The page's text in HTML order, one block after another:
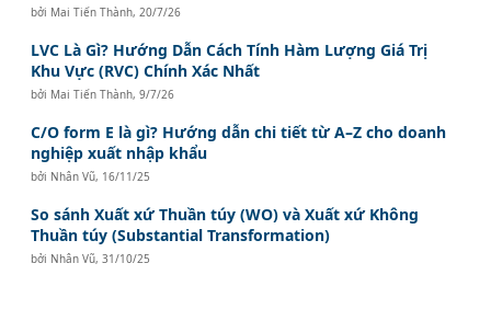
bởi Mai Tiến Thành, 20/7/26
LVC Là Gì? Hướng Dẫn Cách Tính Hàm Lượng Giá Trị
Khu Vực (RVC) Chính Xác Nhất
bởi Mai Tiến Thành,9/7/26
C/O form E là gì? Hướng dẫn chi tiết từ A–Z cho doanh
nghiệp xuất nhập khẩu
bởi Nhân Vũ, 16/11/25
So sánh Xuất xứ Thuần túy (WO) và Xuất xứ Không
Thuần túy (Substantial Transformation)
bởi Nhân Vũ,31/10/25